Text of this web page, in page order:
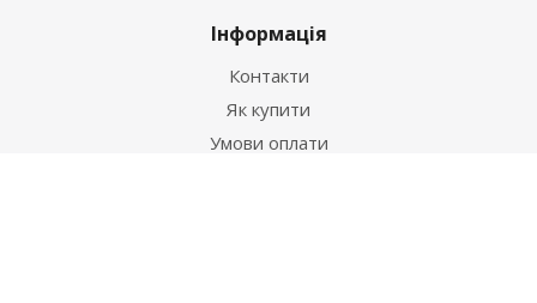
Інформація
Контакти
Як купити
Умови оплати